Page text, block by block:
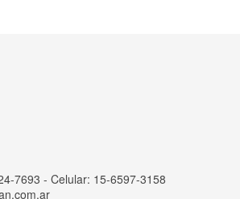
7693 - Celular: 15-6597-3158